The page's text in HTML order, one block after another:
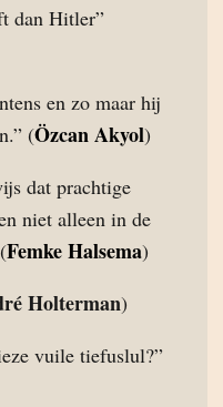
dan Hitler”
en zo maar hij
(Özcan Akyol)
dat prachtige
niet alleen in de
Femke Halsema)
Holterman)
vuile tiefuslul?”